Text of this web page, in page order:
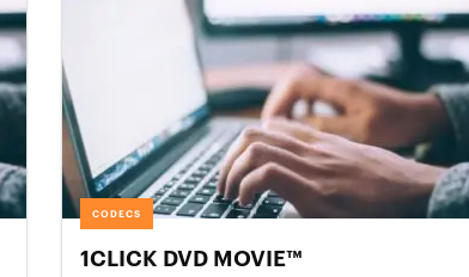
CODECS
1CLICK DVD MOVIE™